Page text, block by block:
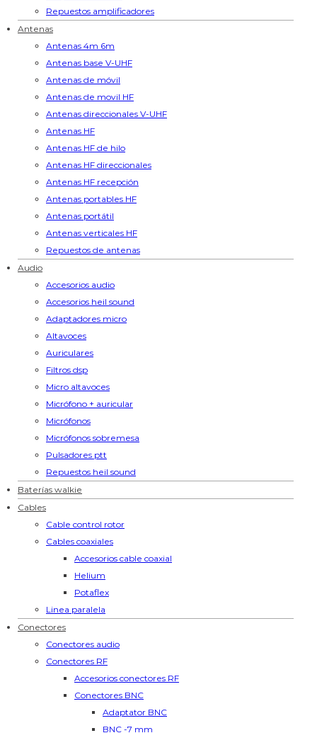
Repuestos amplificadores
Antenas
Antenas 4m 6m
Antenas base V-UHF
Antenas de móvil
Antenas de movil HF
Antenas direccionales V-UHF
Antenas HF
Antenas HF de hilo
Antenas HF direccionales
Antenas HF recepción
Antenas portables HF
Antenas portátil
Antenas verticales HF
Repuestos de antenas
Audio
Accesorios audio
Accesorios heil sound
Adaptadores micro
Altavoces
Auriculares
Filtros dsp
Micro altavoces
Micrófono + auricular
Micrófonos
Micrófonos sobremesa
Pulsadores ptt
Repuestos heil sound
Baterías walkie
Cables
Cable control rotor
Cables coaxiales
Accesorios cable coaxial
Helium
Potaflex
Linea paralela
Conectores
Conectores audio
Conectores RF
Accesorios conectores RF
Conectores BNC
Adaptator BNC
BNC -7 mm